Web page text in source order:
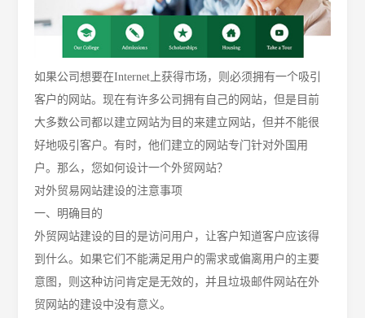
如果公司想要在Internet上获得市场，则必须拥有一个吸引
客户的网站。现在有许多公司拥有自己的网站，但是目前
大多数公司都以建立网站为目的来建立网站，但并不能很
好地吸引客户。有时，他们建立的网站专门针对外国用
户。那么，您如何设计一个外贸网站？
对外贸易网站建设的注意事项
一、明确目的
外贸网站建设的目的是访问用户，让客户知道客户应该得
到什么。如果它们不能满足用户的需求或偏离用户的主要
意图，则这种访问肯定是无效的，并且垃圾邮件网站在外
贸网站的建设中没有意义。